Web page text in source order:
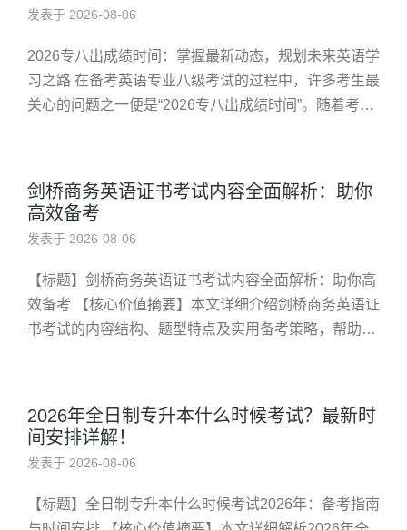
发表于 2026-08-06
2026专八出成绩时间：掌握最新动态，规划未来英语学
习之路 在备考英语专业八级考试的过程中，许多考生最
关心的问题之一便是“2026专八出成绩时间”。随着考试
剑桥商务英语证书考试内容全面解析：助你
高效备考
发表于 2026-08-06
【标题】剑桥商务英语证书考试内容全面解析：助你高
效备考 【核心价值摘要】本文详细介绍剑桥商务英语证
书考试的内容结构、题型特点及实用备考策略，帮助目
2026年全日制专升本什么时候考试？最新时
间安排详解！
发表于 2026-08-06
【标题】全日制专升本什么时候考试2026年：备考指南